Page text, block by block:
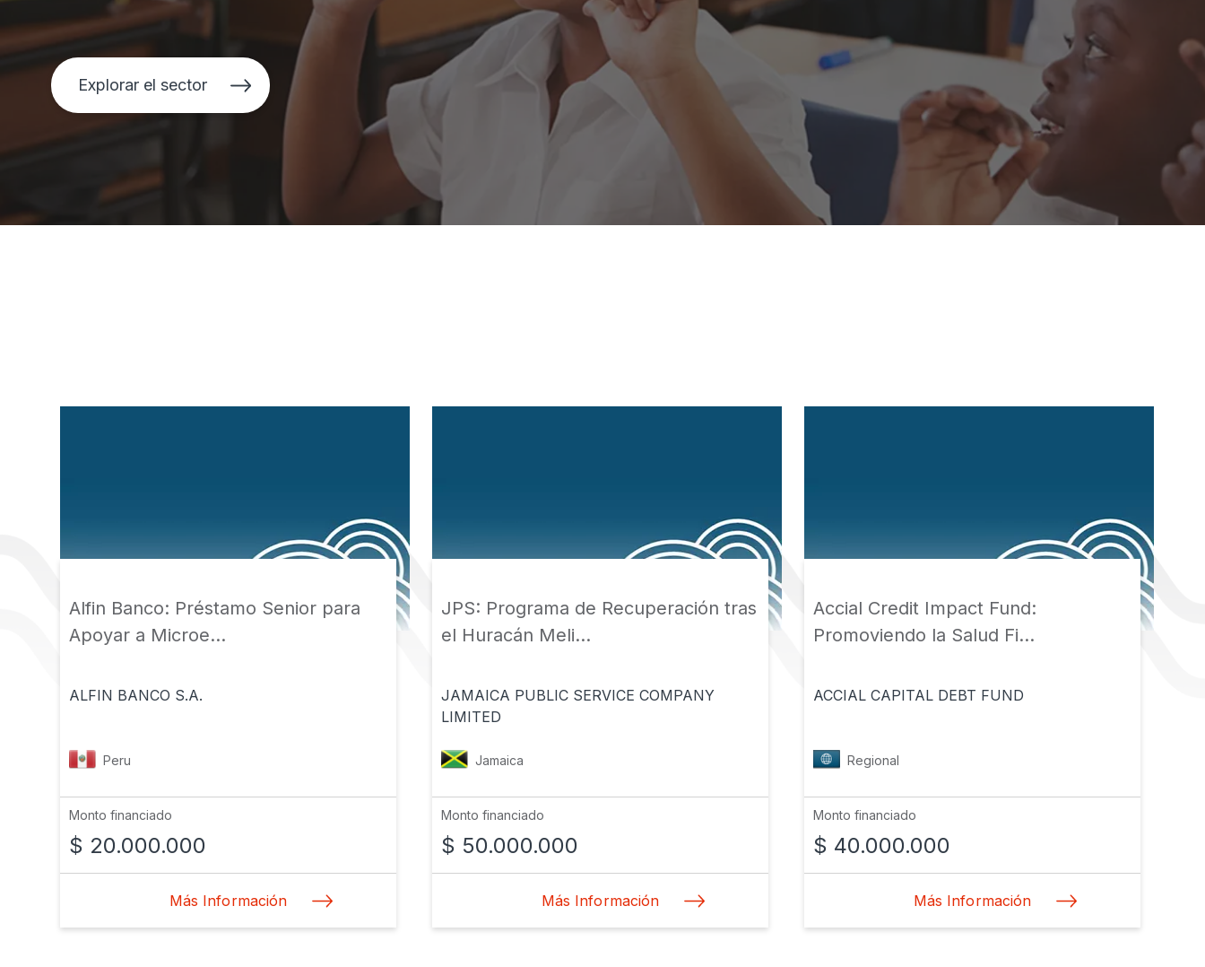
Explorar el sector
Alfin Banco: Préstamo Senior para
Apoyar a Microe...
ALFIN BANCO S.A.
Peru
Monto financiado
$ 20.000.000
Más Información
JPS: Programa de Recuperación tras
el Huracán Meli...
JAMAICA PUBLIC SERVICE COMPANY
LIMITED
Jamaica
Monto financiado
$ 50.000.000
Más Información
Accial Credit Impact Fund:
Promoviendo la Salud Fi...
ACCIAL CAPITAL DEBT FUND
Regional
Monto financiado
$ 40.000.000
Más Información